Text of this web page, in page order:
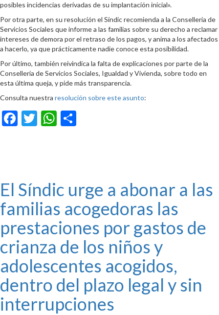
posibles incidencias derivadas de su implantación inicial».
Por otra parte, en su resolución el Síndic recomienda a la Conselleria de
Servicios Sociales que informe a las familias sobre su derecho a reclamar
intereses de demora por el retraso de los pagos, y anima a los afectados
a hacerlo, ya que prácticamente nadie conoce esta posibilidad.
Por último, también reivindica la falta de explicaciones por parte de la
Conselleria de Servicios Sociales, Igualdad y Vivienda, sobre todo en
esta última queja, y pide más transparencia.
Consulta nuestra resolución sobre este asunto:
Facebook
TwitterWhatsApp
El Síndic urge a abonar a las
familias acogedoras las
prestaciones por gastos de
crianza de los niños y
adolescentes acogidos,
dentro del plazo legal y sin
interrupciones